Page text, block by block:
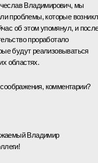
Владимирович, мы
проблемы, которые
об этом упомянул, и
проработало
будут реализовываться
областях.
комментарии?
Владимир